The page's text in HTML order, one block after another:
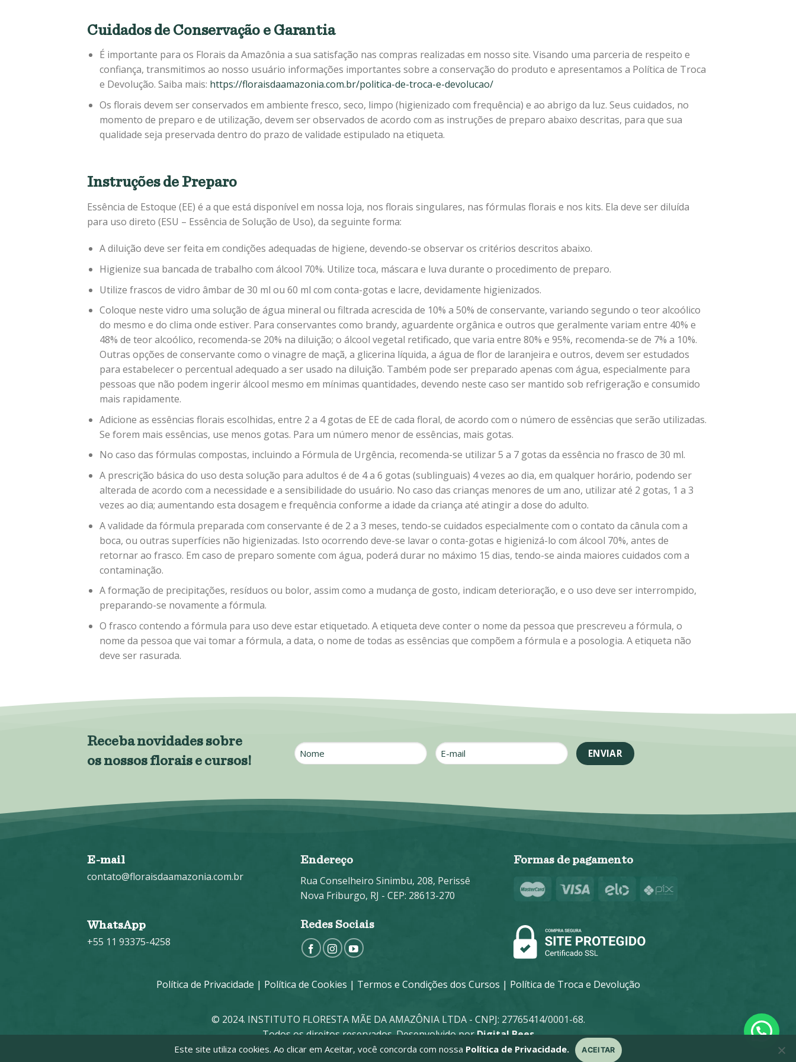
Cuidados de Conservação e Garantia
É importante para os Florais da Amazônia a sua satisfação nas compras realizadas em nosso site. Visando uma parceria de respeito e
confiança, transmitimos ao nosso usuário informações importantes sobre a conservação do produto e apresentamos a Política de Troca
e Devolução. Saiba mais: https://floraisdaamazonia.com.br/politica-de-troca-e-devolucao/
Os florais devem ser conservados em ambiente fresco, seco, limpo (higienizado com frequência) e ao abrigo da luz. Seus cuidados, no
momento de preparo e de utilização, devem ser observados de acordo com as instruções de preparo abaixo descritas, para que sua
qualidade seja preservada dentro do prazo de validade estipulado na etiqueta.
Instruções de Preparo
Essência de Estoque (EE) é a que está disponível em nossa loja, nos florais singulares, nas fórmulas florais e nos kits. Ela deve ser diluída
para uso direto (ESU – Essência de Solução de Uso), da seguinte forma:
A diluição deve ser feita em condições adequadas de higiene, devendo-se observar os critérios descritos abaixo.
Higienize sua bancada de trabalho com álcool 70%. Utilize toca, máscara e luva durante o procedimento de preparo.
Utilize frascos de vidro âmbar de 30 ml ou 60 ml com conta-gotas e lacre, devidamente higienizados.
Coloque neste vidro uma solução de água mineral ou filtrada acrescida de 10% a 50% de conservante, variando segundo o teor alcoólico
do mesmo e do clima onde estiver. Para conservantes como brandy, aguardente orgânica e outros que geralmente variam entre 40% e
48% de teor alcoólico, recomenda-se 20% na diluição; o álcool vegetal retificado, que varia entre 80% e 95%, recomenda-se de 7% a 10%.
Outras opções de conservante como o vinagre de maçã, a glicerina líquida, a água de flor de laranjeira e outros, devem ser estudados
para estabelecer o percentual adequado a ser usado na diluição. Também pode ser preparado apenas com água, especialmente para
pessoas que não podem ingerir álcool mesmo em mínimas quantidades, devendo neste caso ser mantido sob refrigeração e consumido
mais rapidamente.
Adicione as essências florais escolhidas, entre 2 a 4 gotas de EE de cada floral, de acordo com o número de essências que serão utilizadas.
Se forem mais essências, use menos gotas. Para um número menor de essências, mais gotas.
No caso das fórmulas compostas, incluindo a Fórmula de Urgência, recomenda-se utilizar 5 a 7 gotas da essência no frasco de 30 ml.
A prescrição básica do uso desta solução para adultos é de 4 a 6 gotas (sublinguais) 4 vezes ao dia, em qualquer horário, podendo ser
alterada de acordo com a necessidade e a sensibilidade do usuário. No caso das crianças menores de um ano, utilizar até 2 gotas, 1 a 3
vezes ao dia; aumentando esta dosagem e frequência conforme a idade da criança até atingir a dose do adulto.
A validade da fórmula preparada com conservante é de 2 a 3 meses, tendo-se cuidados especialmente com o contato da cânula com a
boca, ou outras superfícies não higienizadas. Isto ocorrendo deve-se lavar o conta-gotas e higienizá-lo com álcool 70%, antes de
retornar ao frasco. Em caso de preparo somente com água, poderá durar no máximo 15 dias, tendo-se ainda maiores cuidados com a
contaminação.
A formação de precipitações, resíduos ou bolor, assim como a mudança de gosto, indicam deterioração, e o uso deve ser interrompido,
preparando-se novamente a fórmula.
O frasco contendo a fórmula para uso deve estar etiquetado. A etiqueta deve conter o nome da pessoa que prescreveu a fórmula, o
nome da pessoa que vai tomar a fórmula, a data, o nome de todas as essências que compõem a fórmula e a posologia. A etiqueta não
deve ser rasurada.
Receba novidades sobre
os nossos florais e cursos!
Nome
E-
mail
E-mail
contato@floraisdaamazonia.com.br
WhatsApp
+55 11 93375-4258
Endereço
Rua Conselheiro Sinimbu, 208, Perissê
Nova Friburgo, RJ - CEP: 28613-270
Redes Sociais
Formas de pagamento
Política de Privacidade | Política de Cookies | Termos e Condições dos Cursos | Política de Troca e Devolução
© 2024. INSTITUTO FLORESTA MÃE DA AMAZÔNIA LTDA - CNPJ: 27765414/0001-68.
Todos os direitos reservados. Desenvolvido porDigital Bees
Este site utiliza cookies. Ao clicar em Aceitar, você concorda com nossa Política de Privacidade. ACEITAR